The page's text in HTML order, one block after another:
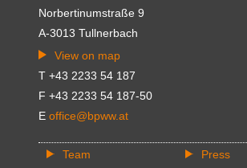
Norbertinumstraße 9
A-3013 Tullnerbach
View on map
T +43 2233 54 187
F +43 2233 54 187-50
E office@bpww.at
Team
Press